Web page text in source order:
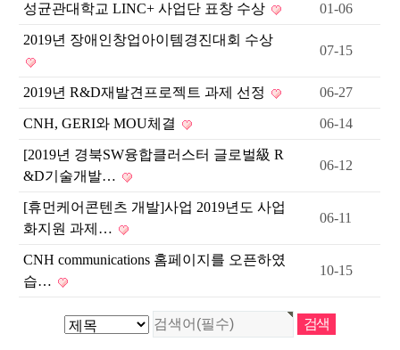
성균관대학교 LINC+ 사업단 표창 수상 01-06
2019년 장애인창업아이템경진대회 수상
07-15
2019년 R&D재발견프로젝트 과제 선정 06-27
CNH, GERI와 MOU체결 06-14
[2019년 경북SW융합클러스터 글로벌級 R
&D기술개발…
06-12
[휴먼케어콘텐츠 개발]사업 2019년도 사업
화지원 과제…
06-11
CNH communications 홈페이지를 오픈하였
습…
10-15